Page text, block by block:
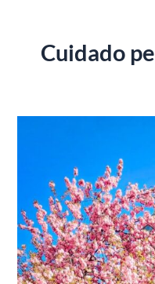
Cuidado
cuerpo
figura